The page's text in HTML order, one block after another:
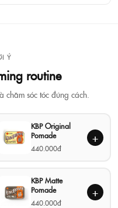
Ý
routine
chăm sóc tóc đúng cách.
KBP Original
Pomade
440.000đ
+
KBP Matte
Pomade
440.000đ
+